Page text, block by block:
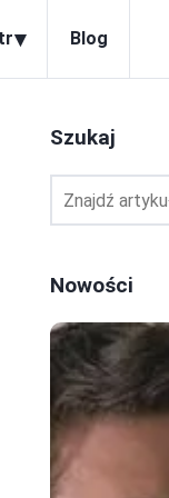
▾ Blog
Szukaj
Nowości